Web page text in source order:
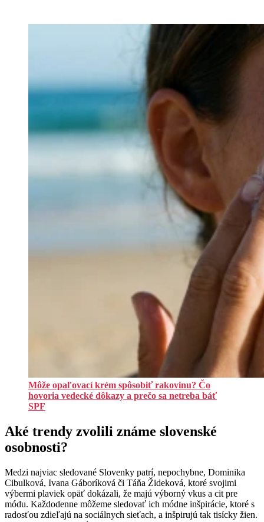
Môže opaľovací krém spôsobiť rakovinu? Čo
hovoria vedecké dôkazy a prečo sa netreba báť
SPF
Aké trendy zvolili známe slovenské
osobnosti?
Medzi najviac sledované Slovenky patrí, nepochybne, Dominika
Cibulková, Ivana Gáboríková či Táňa Žideková, ktoré svojimi
výbermi plaviek opäť dokázali, že majú výborný vkus a cit pre
módu. Každodenne môžeme sledovať ich módne inšpirácie, ktoré s
radosťou zdieľajú na sociálnych sieťach, a inšpirujú tak tisícky žien.